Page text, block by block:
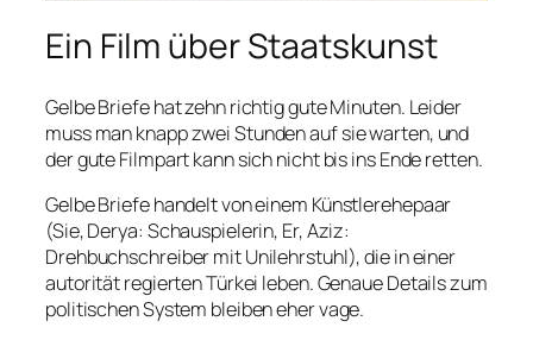
Ein Film über Staatskunst
Gelbe Briefe hat zehn richtig gute Minuten. Leider
muss man knapp zwei Stunden auf sie warten, und
der gute Filmpart kann sich nicht bis ins Ende retten.
Gelbe Briefe handelt von einem Künstlerehepaar
(Sie, Derya: Schauspielerin, Er, Aziz:
Drehbuchschreiber mit Unilehrstuhl), die in einer
autorität regierten Türkei leben. Genaue Details zum
politischen System bleiben eher vage.